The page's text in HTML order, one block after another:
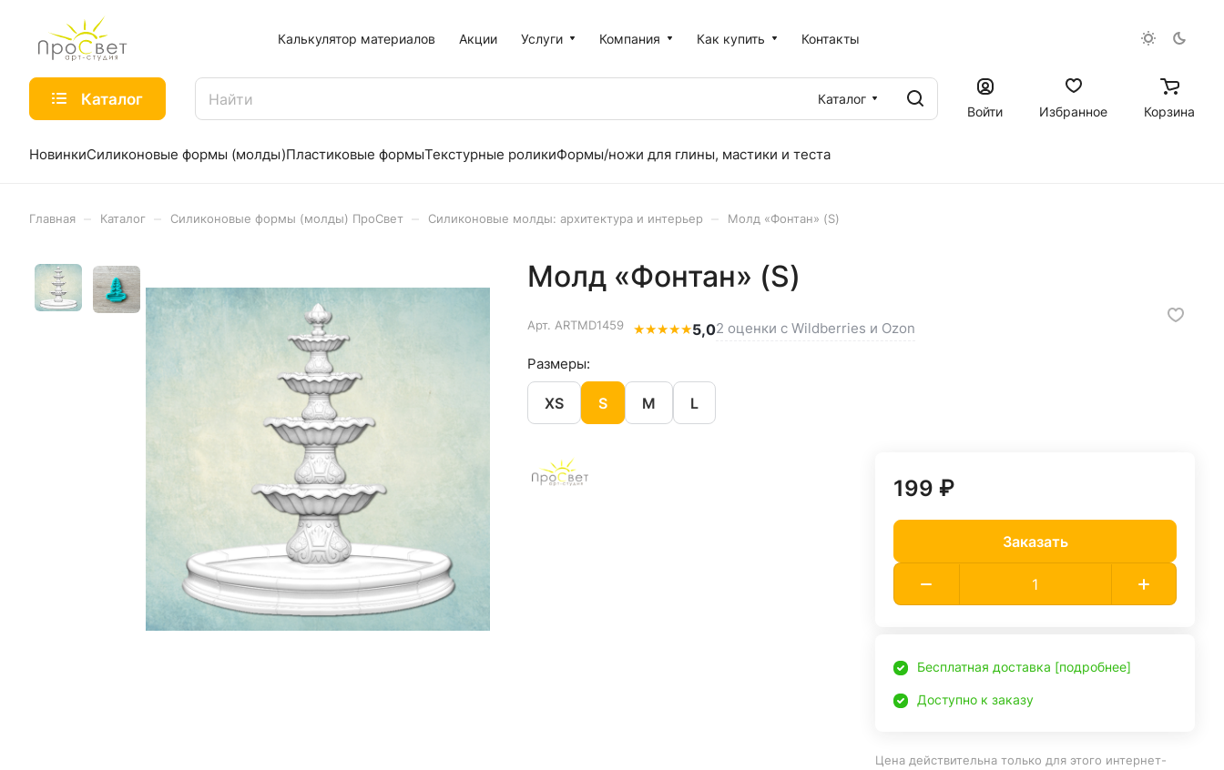
Калькулятор материалов Акции Услуги Компания Как купить Контакты
Каталог
Каталог
Войти
Избранное Корзина
НовинкиСиликоновые формы (молды)Пластиковые формыТекстурные роликиФормы/ножи для глины, мастики и теста
Главная Каталог Силиконовые формы (молды) ПроСвет Силиконовые молды: архитектура и интерьер Молд «Фонтан» (S)
Молд «Фонтан» (S)
Арт. ARTMD1459 ★★★★★5,02 оценки с Wildberries и Ozon
Размеры:
XS S M L
199 ₽
Заказать
Бесплатная доставка [подробнее]
Доступно к заказу
Цена действительна только для этого интернет-